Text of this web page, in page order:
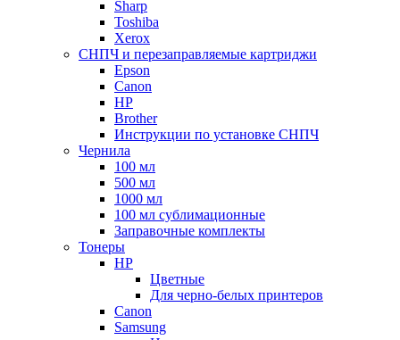
Sharp
Toshiba
Xerox
СНПЧ и перезаправляемые картриджи
Epson
Canon
HP
Brother
Инструкции по установке СНПЧ
Чернила
100 мл
500 мл
1000 мл
100 мл сублимационные
Заправочные комплекты
Тонеры
HP
Цветные
Для черно-белых принтеров
Canon
Samsung